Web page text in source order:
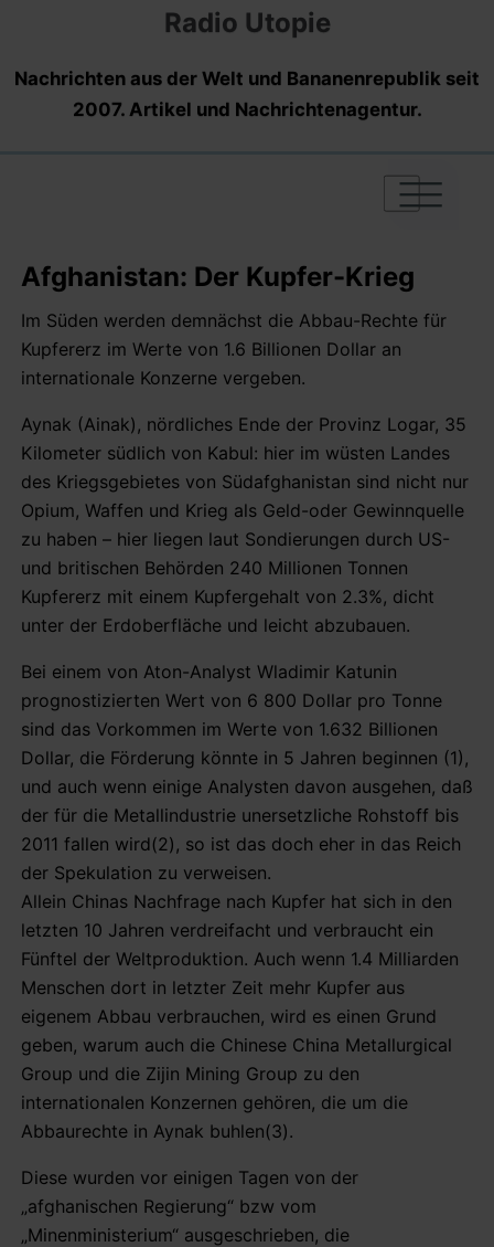
Radio Utopie
Nachrichten aus der Welt und Bananenrepublik seit
2007. Artikel und Nachrichtenagentur.
|
|
|
Afghanistan: Der Kupfer-Krieg
Im Süden werden demnächst die Abbau-Rechte für
Kupfererz im Werte von 1.6 Billionen Dollar an
internationale Konzerne vergeben.
Aynak (Ainak), nördliches Ende der Provinz Logar, 35
Kilometer südlich von Kabul: hier im wüsten Landes
des Kriegsgebietes von Südafghanistan sind nicht nur
Opium, Waffen und Krieg als Geld-oder Gewinnquelle
zu haben – hier liegen laut Sondierungen durch US-
und britischen Behörden 240 Millionen Tonnen
Kupfererz mit einem Kupfergehalt von 2.3%, dicht
unter der Erdoberfläche und leicht abzubauen.
Bei einem von Aton-Analyst Wladimir Katunin
prognostizierten Wert von 6 800 Dollar pro Tonne
sind das Vorkommen im Werte von 1.632 Billionen
Dollar, die Förderung könnte in 5 Jahren beginnen (1),
und auch wenn einige Analysten davon ausgehen, daß
der für die Metallindustrie unersetzliche Rohstoff bis
2011 fallen wird(2), so ist das doch eher in das Reich
der Spekulation zu verweisen.
Allein Chinas Nachfrage nach Kupfer hat sich in den
letzten 10 Jahren verdreifacht und verbraucht ein
Fünftel der Weltproduktion. Auch wenn 1.4 Milliarden
Menschen dort in letzter Zeit mehr Kupfer aus
eigenem Abbau verbrauchen, wird es einen Grund
geben, warum auch die Chinese China Metallurgical
Group und die Zijin Mining Group zu den
internationalen Konzernen gehören, die um die
Abbaurechte in Aynak buhlen(3).
Diese wurden vor einigen Tagen von der
„afghanischen Regierung“ bzw vom
„Minenministerium“ ausgeschrieben, die